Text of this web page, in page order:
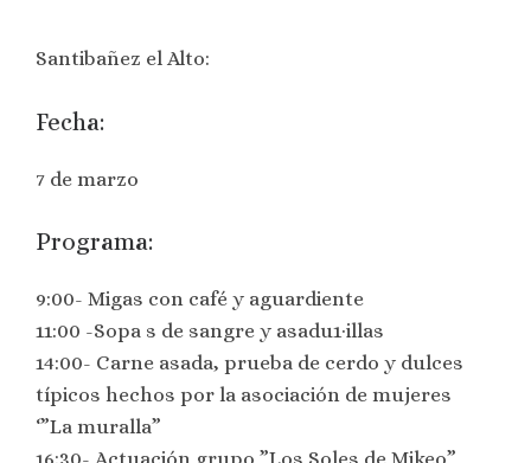
Santibañez el Alto:
Fecha:
7 de marzo
Programa:
9:00- Migas con café y aguardiente
11:00 -Sopa s de sangre y asadu1·illas
14:00- Carne asada, prueba de cerdo y dulces
típicos hechos por la asociación de mujeres
‘”La muralla”
16:30- Actuación grupo ”Los Soles de Mikeo”